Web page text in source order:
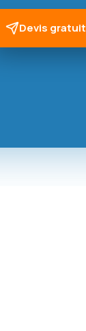
Devis gratuit